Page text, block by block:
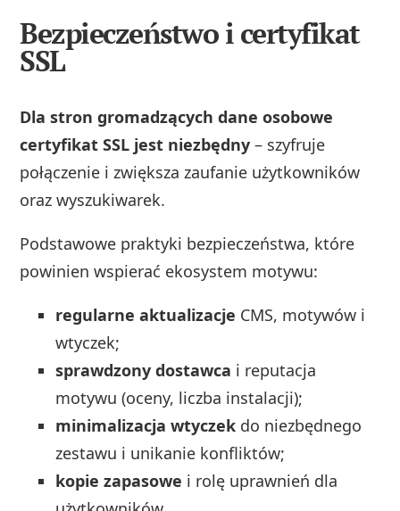
Bezpieczeństwo i certyfikat
SSL
Dla stron gromadzących dane osobowe
certyfikat SSL jest niezbędny – szyfruje
połączenie i zwiększa zaufanie użytkowników
oraz wyszukiwarek.
Podstawowe praktyki bezpieczeństwa, które
powinien wspierać ekosystem motywu:
regularne aktualizacje CMS, motywów i
wtyczek;
sprawdzony dostawca i reputacja
motywu (oceny, liczba instalacji);
minimalizacja wtyczek do niezbędnego
zestawu i unikanie konfliktów;
kopie zapasowe i rolę uprawnień dla